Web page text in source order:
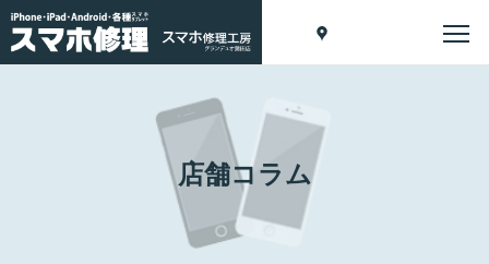
店舗コラム